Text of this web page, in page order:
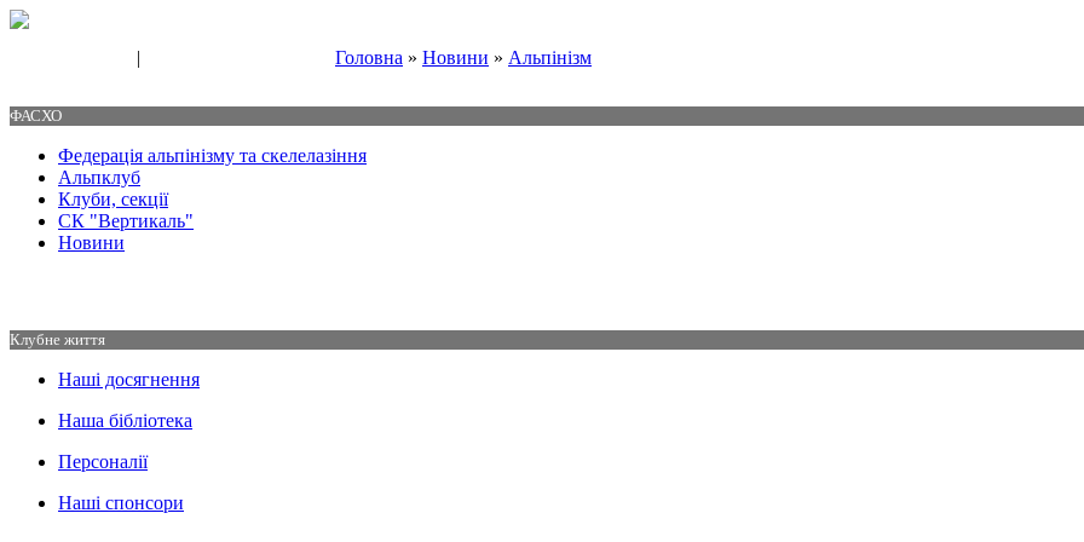
| Головна » Новини » Альпінізм
ФАСХО
Федерація альпінізму та скелелазіння
Альпклуб
Клуби, секції
СК "Вертикаль"
Новини
Клубне життя
Наші досягнення
Наша бібліотека
Персоналії
Наші спонсори